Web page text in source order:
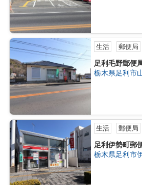
生活 郵便局
足利毛野郵便
栃木県足利市
生活 郵便局
足利伊勢町郵
栃木県足利市